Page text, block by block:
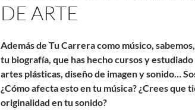
DE ARTE
Además de Tu Carrera como músico,
tu biografía, que has hecho cursos y
artes plásticas, diseño de imagen y sonido…
¿Cómo afecta esto en tu música? ¿Crees que
originalidad en tu sonido?